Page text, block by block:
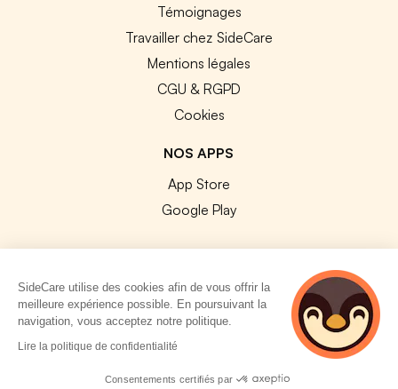
Témoignages
Travailler chez SideCare
Mentions légales
CGU & RGPD
Cookies
NOS APPS
App Store
Google Play
© 2026 SideCare. Tous droits réservés.
SideCare utilise des cookies afin de vous offrir la
meilleure expérience possible. En poursuivant la
navigation, vous acceptez notre politique.
Lire la politique de confidentialité
Consentements certifiés par
4 personnes
consultent
actuellement cette